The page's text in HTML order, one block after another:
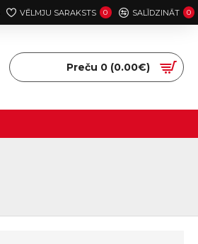
VĒLMJU SARAKSTS 0 SALĪDZINĀT 0
Preču 0 (0.00€)